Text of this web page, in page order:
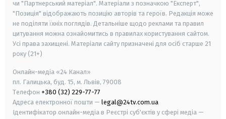
чи "Партнерський матеріал". Матеріали з позначкою "Експерт",
"Позиція" відображають позицію авторів та героїв. Редакція може
не поділяти їхніх поглядів. Детальніше щодо реклами та правил
цитування можна ознайомитись в правилах користування сайтом.
Усі права захищені. Матеріали сайту призначені для осіб старше 21
року (21+)
Онлайн-медіа «24 Канал»
пл. Галицька, буд. 15, м. Львів, 79008
Телефон +380 (32) 229-77-77
Адреса електронної пошти — legal@24tv.com.ua
Ідентифікатор онлайн-медіа в Реєстрі суб'єктів у сфері медіа —